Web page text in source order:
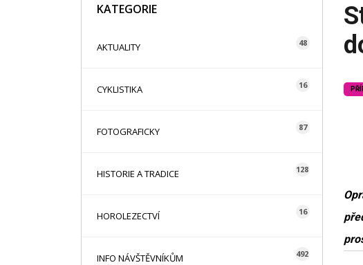
KATEGORIE
AKTUALITY 48
CYKLISTIKA 16
FOTOGRAFICKY 87
HISTORIE A TRADICE 128
HOROLEZECTVÍ 16
INFO NÁVŠTĚVNÍKŮM 492